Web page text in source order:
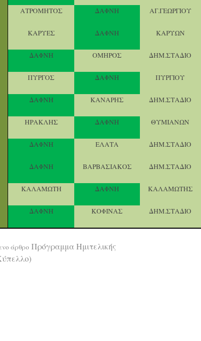
ΑΤΡΟΜΗΤΟΣ ΔΑΦΝΗ ΑΓ.ΓΕΩΡΓΙΟΥ
ΚΑΡΥΕΣ ΔΑΦΝΗ ΚΑΡΥΩΝ
ΔΑΦΝΗ ΟΜΗΡΟΣ ΔΗΜ.ΣΤΑΔΙΟ
ΠΥΡΓΟΣ ΔΑΦΝΗ ΠΥΡΓΙΟΥ
ΔΑΦΝΗ ΚΑΝΑΡΗΣ ΔΗΜ.ΣΤΑΔΙΟ
ΗΡΑΚΛΗΣ ΔΑΦΝΗ ΘΥΜΙΑΝΩΝ
ΔΑΦΝΗ ΕΛΑΤΑ ΔΗΜ.ΣΤΑΔΙΟ
ΔΑΦΝΗ ΒΑΡΒΑΣΙΑΚΟΣ ΔΗΜ.ΣΤΑΔΙΟ
ΚΑΛΑΜΩΤΗ ΔΑΦΝΗ ΚΑΛΑΜΩΤΗΣ
ΔΑΦΝΗ ΚΟΦΙΝΑΣ ΔΗΜ.ΣΤΑΔΙΟ
άρθρο Πρόγραμμα Ημιτελικής